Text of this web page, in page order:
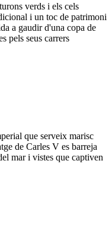
verds i els cels
i un toc de patrimoni
a gaudir d'una copa de
pels seus carrers
que serveix marisc
de Carles V es barreja
mar i vistes que captiven